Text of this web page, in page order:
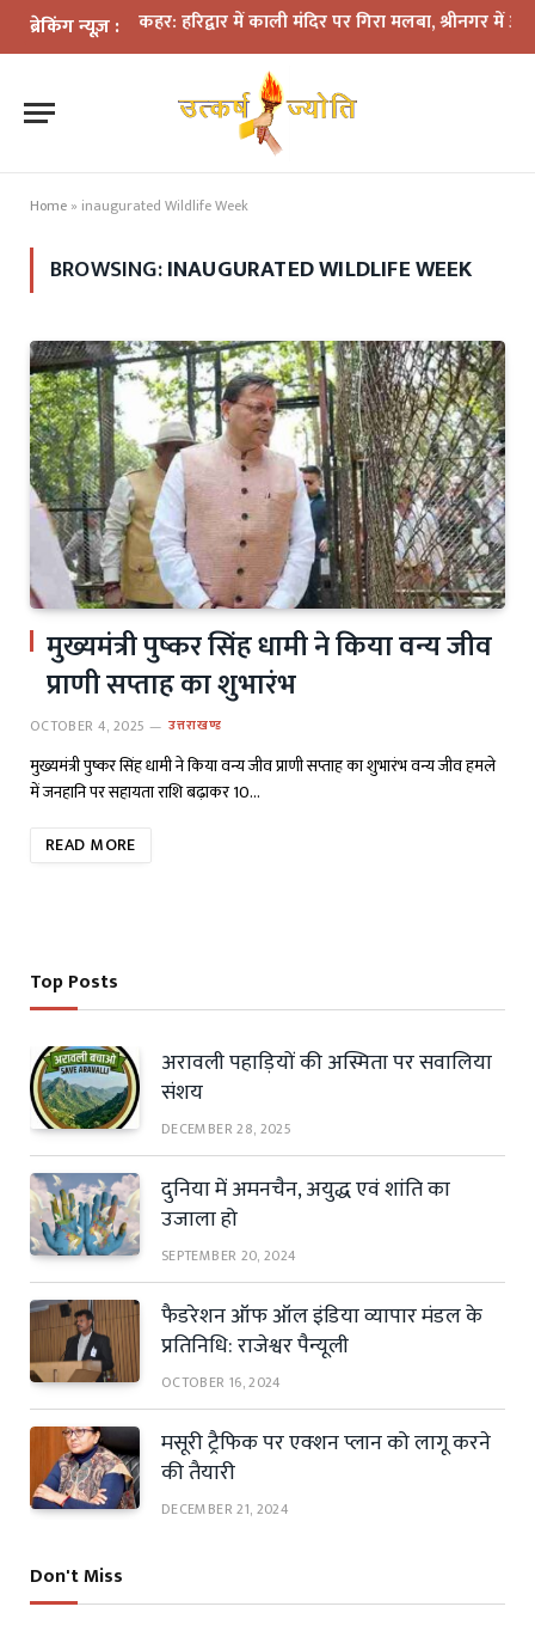
ब्रेकिंग न्यूज़ :
बारिश का कहर: हरिद्वार में काली मंदिर पर गिरा मलबा, श्रीनगर में
Home » inaugurated Wildlife Week
BROWSING:INAUGURATED WILDLIFE WEEK
मुख्यमंत्री पुष्कर सिंह धामी ने किया वन्य जीव
प्राणी सप्ताह का शुभारंभ
OCTOBER 4, 2025 उत्तराखण्ड
मुख्यमंत्री पुष्कर सिंह धामी ने किया वन्य जीव प्राणी सप्ताह का शुभारंभ वन्य जीव हमले
में जनहानि पर सहायता राशि बढ़ाकर 10…
READ MORE
Top Posts
अरावली पहाड़ियों की अस्मिता पर सवालिया
संशय
DECEMBER 28, 2025
दुनिया में अमनचैन, अयुद्ध एवं शांति का
उजाला हो
SEPTEMBER 20, 2024
फैडरेशन ऑफ ऑल इंडिया व्यापार मंडल के
प्रतिनिधि: राजेश्वर पैन्यूली
OCTOBER 16, 2024
मसूरी ट्रैफिक पर एक्शन प्लान को लागू करने
की तैयारी
DECEMBER 21, 2024
Don't Miss